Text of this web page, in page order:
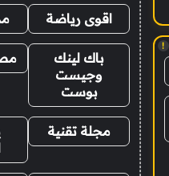
!
اقوى رياضة
باك لينك
وجيست
بوست
مجلة تقنية